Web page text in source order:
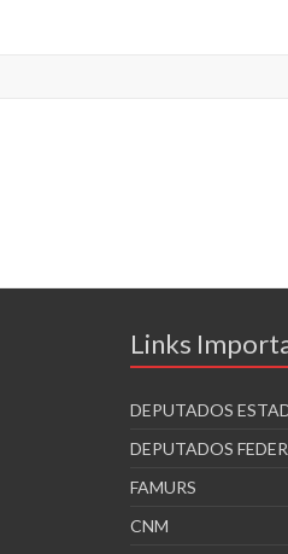
Links
DEPUTADOS
DEPUTADOS
FAMURS
CNM